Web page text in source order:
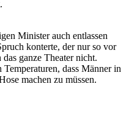
Minister auch entlassen
konterte, der nur so vor
ganze Theater nicht.
dass Männer in
machen zu müssen.